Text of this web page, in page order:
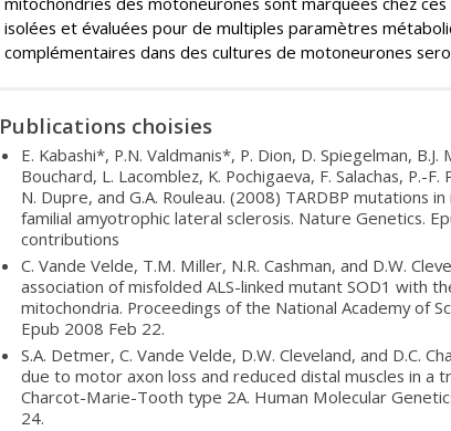
isolées et évaluées pour de multiples paramètres
complémentaires dans des cultures de motoneurones
Publications choisies
E. Kabashi*, P.N. Valdmanis*, P. Dion, D. Spiegelman, B.J.
Bouchard, L. Lacomblez, K. Pochigaeva, F. Salachas, P.-
N. Dupre, and G.A. Rouleau. (2008) TARDBP mutations
familial amyotrophic lateral sclerosis. Nature Genetics.
contributions
C. Vande Velde, T.M. Miller, N.R. Cashman, and D.W.
association of misfolded ALS-linked mutant SOD1 with
mitochondria. Proceedings of the National Academy of
Epub 2008 Feb 22.
S.A. Detmer, C. Vande Velde, D.W. Cleveland, and D.C.
due to motor axon loss and reduced distal muscles in a
Charcot-Marie-Tooth type 2A. Human Molecular
24.